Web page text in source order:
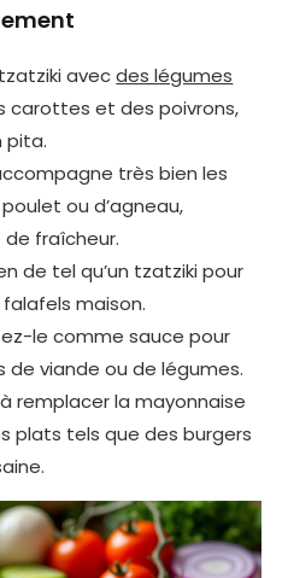
avecdes légumes
carottes et des poivrons,
pita.
très bien les
ou d’agneau,
fraîcheur.
de tel qu’un tzatziki pour
maison.
le comme sauce pour
viande ou de légumes.
remplacer la mayonnaise
plats tels que des burgers